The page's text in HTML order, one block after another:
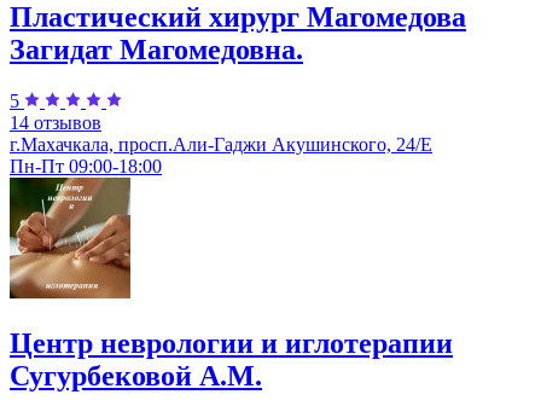
Пластический хирург Магомедова
Загидат Магомедовна.
5
14 отзывов
г.Махачкала, просп.Али-Гаджи Акушинского, 24/Е
Пн-Пт 09:00-18:00
Центр неврологии и иглотерапии
Сугурбековой А.М.